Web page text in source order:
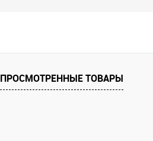
ПРОСМОТРЕННЫЕ ТОВАРЫ